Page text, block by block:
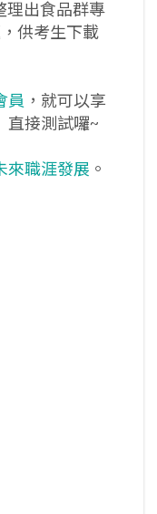
理出食品群專
供考生下載
員 ，就可以享
直接測試囉~
來職涯發展 。